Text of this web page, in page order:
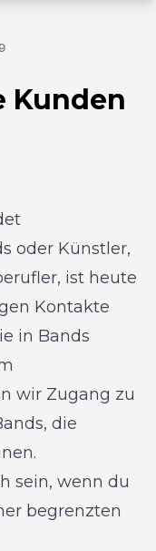
Kunden
oder Künstler,
ist heute
Kontakte
in Bands
wir Zugang zu
die
sein, wenn du
begrenzten